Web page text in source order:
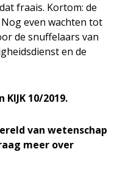
fraais. Kortom: de
even wachten tot
de snuffelaars van
en de
10/2019.
van wetenschap
meer over